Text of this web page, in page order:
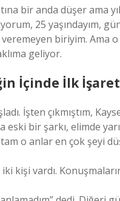
bir anda düşer ama
25 yaşındayım,
biriyim. Ama
geliyor.
İçinde İlk İşaret
İşten çıkmıştım,
eski bir şarkı, elimde
o anlar en çok şeyi
kişi vardı.